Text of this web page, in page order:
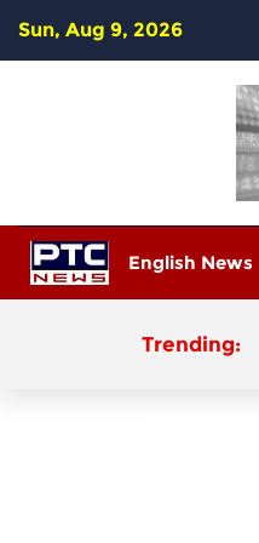
Sun, Aug 9, 2026
English News
Trending: